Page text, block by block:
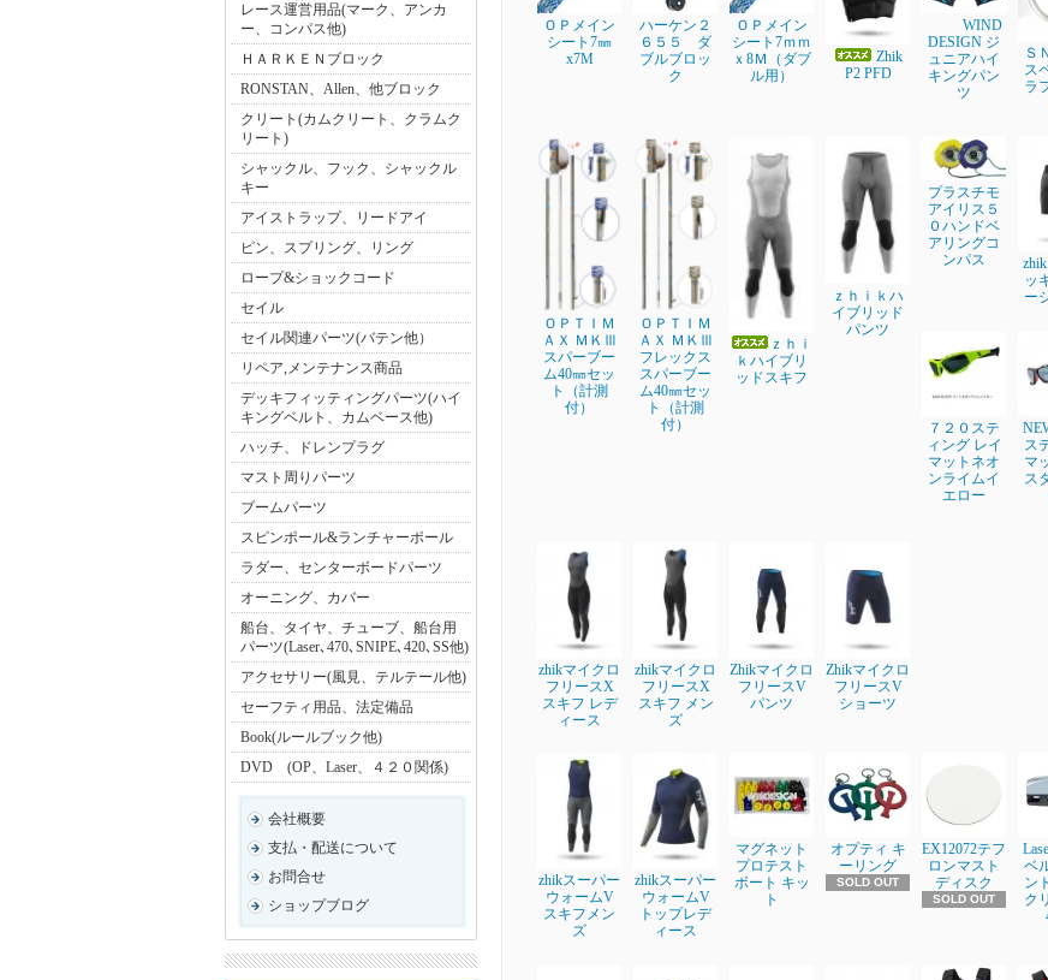
レース運営用品(マーク、アンカ
ー、コンパス他)
ＨＡＲＫＥＮブロック
RONSTAN、Allen、他ブロック
クリート(カムクリート、クラムク
リート)
シャックル、フック、シャックル
キー
アイストラップ、リードアイ
ピン、スプリング、リング
ロープ&ショックコード
セイル
セイル関連パーツ(バテン他）
リペア,メンテナンス商品
デッキフィッティングパーツ(ハイ
キングベルト、カムベース他)
ハッチ、ドレンプラグ
マスト周りパーツ
ブームパーツ
スピンポール&ランチャーポール
ラダー、センターボードパーツ
オーニング、カバー
船台、タイヤ、チューブ、船台用
パーツ(Laser､470､SNIPE､420､SS他)
アクセサリー(風見、テルテール他)
セーフティ用品、法定備品
Book(ルールブック他)
DVD (OP、Laser、４２０関係)
会社概要
支払・配送について
お問合せ
ショップブログ
ＯＰメイン
シート7㎜
x7M
ハーケン２
６５５ ダ
ブルブロッ
ク
ＯＰメイン
シート7ｍｍ
ｘ8Ｍ（ダブ
ル用）
Zhik
P2 PFD
WIND
DESIGN ジ
ュニアハイ
キングパン
ツ
Ｓ
ス
ラ
ＯＰＴＩＭ
ＡＸ ＭＫⅢ
スパーブー
ム40㎜セッ
ト（計測
付）
ＯＰＴＩＭ
ＡＸ ＭＫⅢ
フレックス
スパーブー
ム40㎜セッ
ト（計測
付）
ｚｈｉ
ｋハイブリ
ッドスキフ
ｚｈｉｋハ
イブリッド
パンツ
プラスチモ
アイリス５
０ハンドベ
アリングコ
ンパス
ッ
ー
７２０ステ
ィング レイ
マットネオ
ンライムイ
エロー
ス
マ
ス
zhikマイクロ
フリースX
スキフ レデ
ィース
zhikマイクロ
フリースX
スキフ メン
ズ
Zhikマイクロ
フリースV
パンツ
Zhikマイクロ
フリースV
ショーツ
zhikスーパー
ウォームV
スキフメン
ズ
zhikスーパー
ウォームV
トップレデ
ィース
マグネット
プロテスト
ボート キッ
ト
オプティ キ
ーリング
SOLD OUT
EX12072テフ
ロンマスト
ディスク
SOLD OUT
ベ
ン
ク